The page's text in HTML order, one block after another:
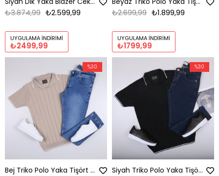
₺2.599,99
₺3.874,99
UYGULAMA İNDIRIMI
₺2499,99
₺1.899,99
₺2.699,99
UYGULAMA İNDIRIMI
₺1799,99
Bej Triko Polo Yaka Tişört Kombini Erkek | Slim Fit Şık Komple Set
%30
Siyah Triko Polo Yaka Tişört Kombini Erkek | Slim Fit Şık Komple Set
%30